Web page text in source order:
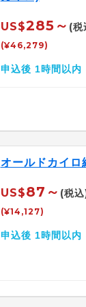
US$285～ (税
(¥46,279)
申込後 1時間以内
オールドカイロ
US$87～ (税
(¥14,127)
申込後 1時間以内